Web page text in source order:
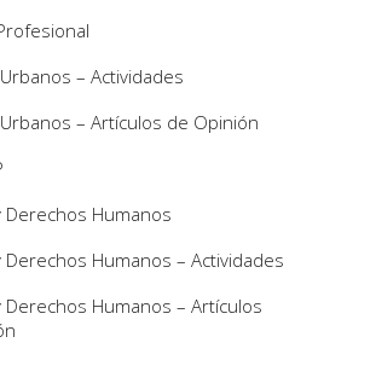
– Actividades
– Artículos de Opinión
Derechos Humanos
Derechos Humanos – Actividades
Derechos Humanos – Artículos